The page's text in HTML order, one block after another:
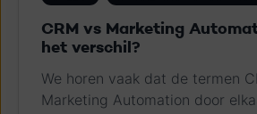
CRM vs Marketing
het verschil?
We horen vaak dat de termen
Marketing Automation door